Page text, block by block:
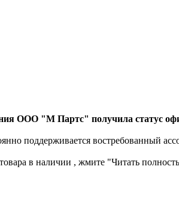
ООО "М Партс" получила статус
поддерживается востребованный
в наличии , жмите "Читать